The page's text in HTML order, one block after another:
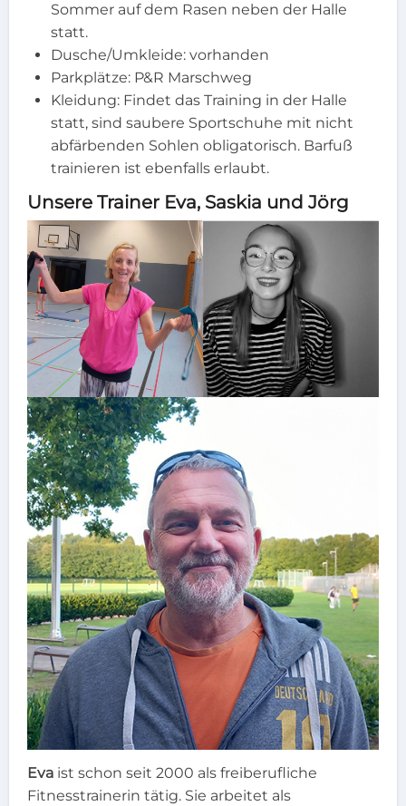
Sommer auf dem Rasen neben der Halle
statt.
Dusche/Umkleide: vorhanden
Parkplätze: P&R Marschweg
Kleidung: Findet das Training in der Halle
statt, sind saubere Sportschuhe mit nicht
abfärbenden Sohlen obligatorisch. Barfuß
trainieren ist ebenfalls erlaubt.
Unsere TrainerEva, Saskia und Jörg
Evaist schon seit 2000 als freiberufliche
Fitnesstrainerin tätig. Sie arbeitet als